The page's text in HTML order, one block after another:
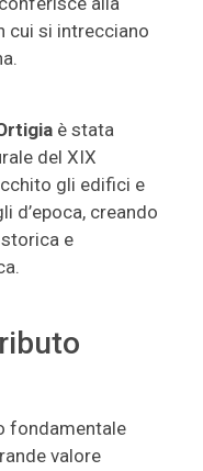
cui si intrecciano
è stata
del XIX
gli edifici e
d’epoca, creando
e
fondamentale
valore